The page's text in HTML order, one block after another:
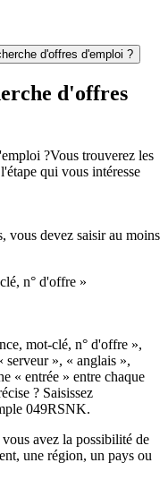
d'offres d'emploi ?
d'offres
?Vous trouverez les
qui vous intéresse
vous devez saisir au moins
n° d'offre »
mot-clé, n° d'offre »,
serveur », « anglais »,
« entrée » entre chaque
? Saisissez
049RSNK.
avez la possibilité de
une région, un pays ou